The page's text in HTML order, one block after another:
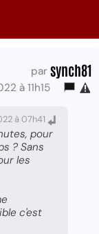
par synch81
à 11h15
à 07h41
pour
? Sans
les
c'est